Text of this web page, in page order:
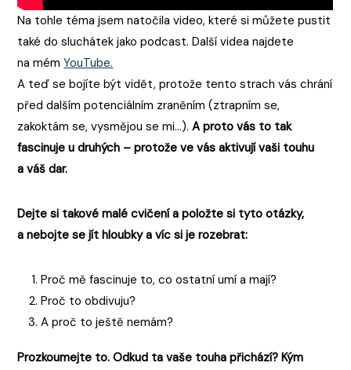
Na tohle téma jsem natočila video, které si můžete pustit
také do sluchátek jako podcast. Další videa najdete
na mémYouTube.
A teď se bojíte být vidět, protože tento strach vás chrání
před dalším potenciálním zraněním (ztrapním se,
zakoktám se, vysmějou se mi…).A proto vás to tak
fascinuje u druhých – protože ve vás aktivují vaši touhu
a váš dar.
Dejte si takové malé cvičení a položte si tyto otázky,
a nebojte se jít hloubky a víc si je rozebrat:
Proč mě fascinuje to, co ostatní umí a mají?
Proč to obdivuju?
A proč to ještě nemám?
Prozkoumejte to. Odkud ta vaše touha přichází? Kým